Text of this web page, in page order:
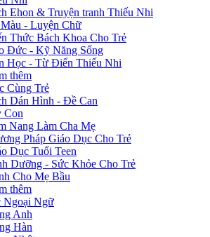
Ehon & Truyện tranh Thiếu Nhi
- Luyện Chữ
Thức Bách Khoa Cho Trẻ
Đức - Kỹ Năng Sống
Học - Từ Điển Thiếu Nhi
thêm
Cùng Trẻ
Dán Hình - Đề Can
Con
Nang Làm Cha Mẹ
Pháp Giáo Dục Cho Trẻ
Dục Tuổi Teen
Dưỡng - Sức Khỏe Cho Trẻ
Cho Mẹ Bầu
thêm
Ngoại Ngữ
Anh
Hàn